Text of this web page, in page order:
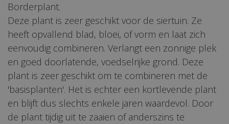
Borderplant.
Deze plant is zeer geschikt voor de siertuin. Ze
heeft opvallend blad, bloei, of vorm en laat zich
eenvoudig combineren. Verlangt een zonnige plek
en goed doorlatende, voedselrijke grond. Deze
plant is zeer geschikt om te combineren met de
'basisplanten'. Het is echter een kortlevende plant
en blijft dus slechts enkele jaren waardevol. Door
de plant tijdig uit te zaaien of anderszins te